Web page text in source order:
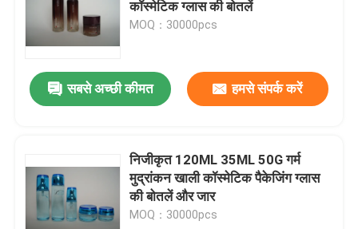
कॉस्मेटिक ग्लास की बोतलें
MOQ：30000pcs
सबसे अच्छी कीमत हमसे संपर्क करें
निजीकृत 120ML 35ML 50G गर्म
मुद्रांकन खाली कॉस्मेटिक पैकेजिंग ग्लास
की बोतलें और जार
MOQ：30000pcs